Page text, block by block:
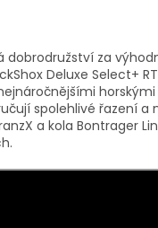
dobrodružství za
Deluxe Select+
horskými
spolehlivé řazení a
a kola Bontrager